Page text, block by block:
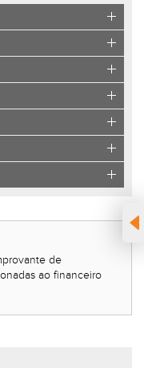
de
ao financeiro